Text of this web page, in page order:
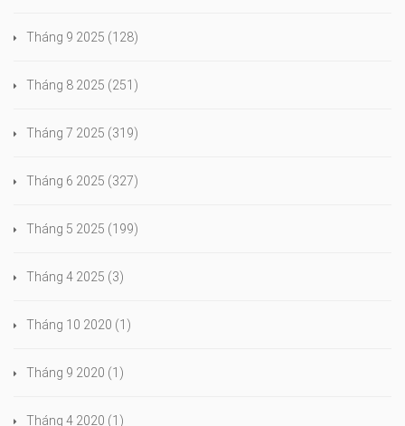
Tháng 9 2025 (128)
Tháng 8 2025 (251)
Tháng 7 2025 (319)
Tháng 6 2025 (327)
Tháng 5 2025 (199)
Tháng 4 2025 (3)
Tháng 10 2020 (1)
Tháng 9 2020 (1)
Tháng 4 2020 (1)